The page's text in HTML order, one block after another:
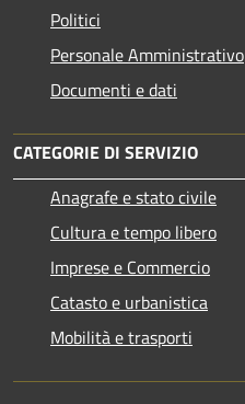
Politici
Personale Amministrativo
Documenti e dati
CATEGORIE DI SERVIZIO
Anagrafe e stato civile
Cultura e tempo libero
Imprese e Commercio
Catasto e urbanistica
Mobilità e trasporti